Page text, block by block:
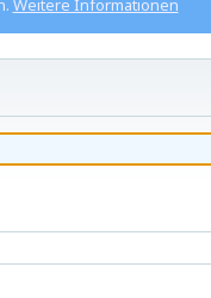
Weitere Informationen